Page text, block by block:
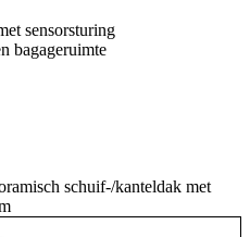
sensorsturing
bagageruimte
schuif-/kanteldak met